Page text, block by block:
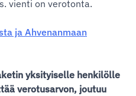
vienti on verotonta.
ja Ahvenanmaan
yksityiselle henkilölle
verotusarvon, joutuu